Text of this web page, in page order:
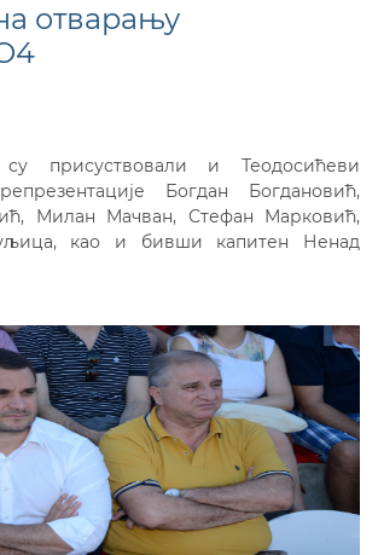
отварању
присуствовали и Теодосићеви
Богдан Богдановић,
Милан Мачван, Стефан Марковић,
као и бивши капитен Ненад